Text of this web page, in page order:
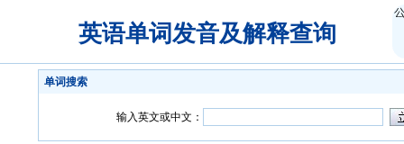
英语单词发音及解释查询
单词搜索
输入英文或中文：